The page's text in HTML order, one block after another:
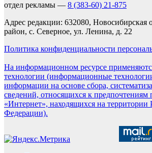
отдел рекламы — 8 (383-60) 21-875
Адрес редакции: 632080, Новосибирская
район, с. Северное, ул. Ленина, д. 22
Политика конфиденциальности
На информационном ресурсе
технологии (информационные
информации на основе сбора,
сведений, относящихся к предпочтениям
«Интернет», находящихся на территории
Федерации).